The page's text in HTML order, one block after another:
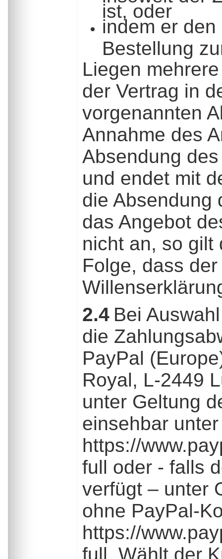
ist, oder
indem er
Bestellung
Liegen
der Vertrag in
vorgenannten
Annahme des
Absendung
und endet mit
die Absendung
das Angebot
nicht an, so gilt
Folge, dass
2.4 Bei
die
PayPal
Royal, L-2449
unter Geltung
einsehbar unter
https://
full oder - falls
verfügt – unter
ohne PayPal-
https://
full. Wählt der